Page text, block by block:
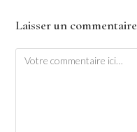
Laisser un commentaire